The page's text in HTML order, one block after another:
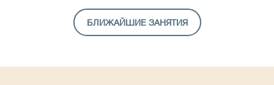
БЛИЖАЙШИЕ ЗАНЯТИЯ